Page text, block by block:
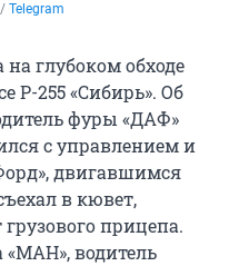
Telegram
глубоком обходе
Р-255 «Сибирь». Об
фуры «ДАФ»
с управлением и
двигавшимся
в кювет,
прицепа.
«МАН», водитель